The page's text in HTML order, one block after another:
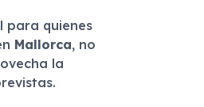
para quienes
Mallorca, no
la